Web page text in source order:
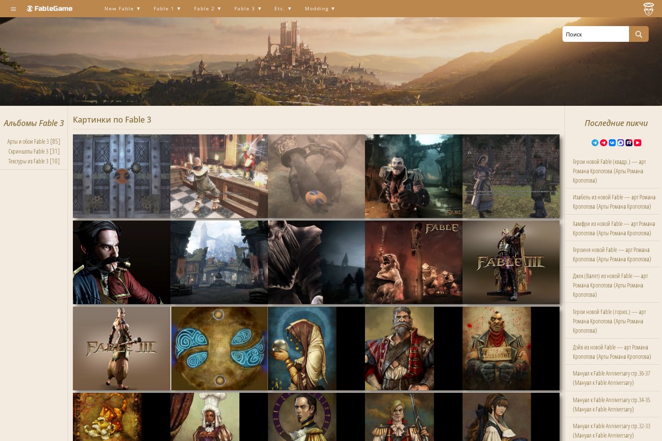
≡ FableGame New Fable Fable 1 Fable 2 Fable 3 Etc. Modding
Альбомы Fable 3
Арты и обои Fable 3 [85]
Скриншоты Fable 3 [31]
Текстуры из Fable 3 [10]
Картинки по Fable 3 Последние пикчи
Герои новой Fable (квадр.) — арт
Романа Кропотова (Арты Романа
Кропотова)
Изабель из новой Fable — арт Романа
Кропотова (Арты Романа Кропотова)
Хамфри из новой Fable — арт Романа
Кропотова (Арты Романа Кропотова)
Героиня новой Fable — арт Романа
Кропотова (Арты Романа Кропотова)
Джек (Валет) из новой Fable — арт
Романа Кропотова (Арты Романа
Кропотова)
Герои новой Fable (гориз.) — арт
Романа Кропотова (Арты Романа
Кропотова)
Дэйв из новой Fable — арт Романа
Кропотова (Арты Романа Кропотова)
Мануал к Fable Anniversary стр.36-37
(Мануал к Fable Anniversary)
Мануал к Fable Anniversary стр.34-35
(Мануал к Fable Anniversary)
Мануал к Fable Anniversary стр.32-33
(Мануал к Fable Anniversary)